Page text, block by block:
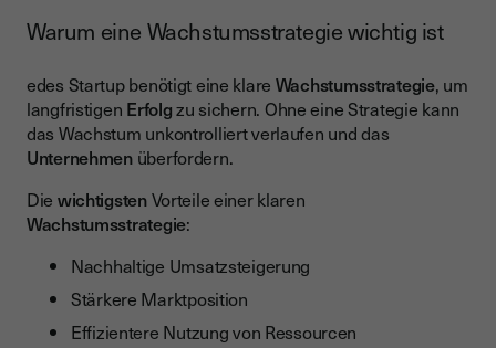
Warum eine Wachstumsstrategie wichtig ist
edes Startup benötigt eine klare Wachstumsstrategie, um
langfristigen Erfolgzu sichern. Ohne eine Strategie kann
das Wachstum unkontrolliert verlaufen und das
Unternehmenüberfordern.
Die wichtigstenVorteile einer klaren
Wachstumsstrategie:
Nachhaltige Umsatzsteigerung
Stärkere Marktposition
Effizientere Nutzung von Ressourcen